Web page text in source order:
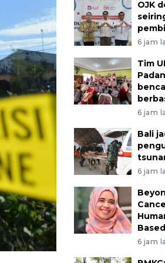
OJK
6 jam
Tim
6 jam
Bali
6 jam
6 jam